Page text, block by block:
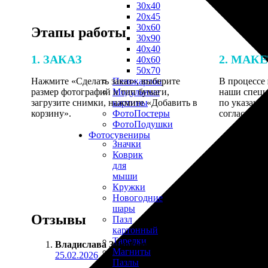
30х40
20х45
30х60
30х90
40х40
40х60
50х70
Пенокартон
Модульные
картины
ФотоПостеры
ФотоПодушки
Фотоcувениры
Значки
Коврик
для
мыши
Кружки
Новогодние
шары
Пазл
картонный
Тарелки
Магниты
Пазлы
Этапы работы
1. ЗАКАЗ
Нажмите «Сделать заказ», выберите
размер фотографий и тип бумаги,
загрузите снимки, нажмите «Добавить в
корзину».
2.
В процессе
наши
по
Отзывы
Владислава Зиновьева
25.02.2026